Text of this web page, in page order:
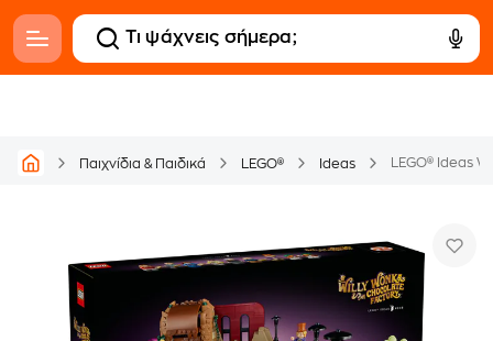
Παιχνίδια & Παιδικά LEGO® Ideas LEGO® Ideas